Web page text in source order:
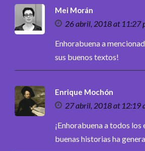
Mei Morán
26 abril, 2018 at 11:27
Enhorabuena a
sus buenos textos!
Enrique Mochón
27 abril, 2018 at 12:19
¡Enhorabuena a todos
buenas historias ha